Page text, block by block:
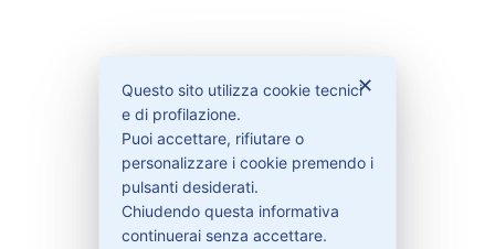
Bisogno di aiuto?
Contattaci
Garanzie
✕
Questo sito utilizza cookie tecnici
e di profilazione.
Puoi accettare, rifiutare o
personalizzare i cookie premendo i
pulsanti desiderati.
Chiudendo questa informativa
continuerai senza accettare.